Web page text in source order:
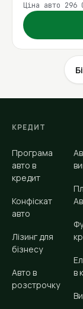
Ціна авто 296
КРЕДИТ
Програма
авто в
кредит
Конфіскат
авто
Лізинг для
бізнесу
Авто в
розстрочку
в